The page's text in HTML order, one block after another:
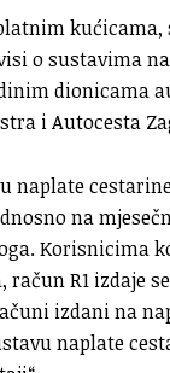
o sustavima
dionicama
i Autocesta
naplate
na
Korisnicima
R1 izdaje
izdani na
naplate